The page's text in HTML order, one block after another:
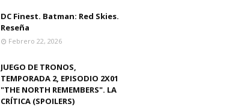
DC Finest. Batman: Red Skies.
Reseña
Febrero 22, 2026
JUEGO DE TRONOS,
TEMPORADA 2, EPISODIO 2X01
"THE NORTH REMEMBERS". LA
CRÍTICA (SPOILERS)